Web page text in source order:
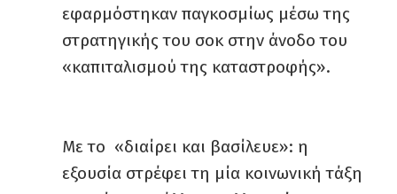
εφαρμόστηκαν παγκοσμίως μέσω της
στρατηγικής του σοκ στην άνοδο του
«καπιταλισμού της καταστροφής».
Με το «διαίρει και βασίλευε»: η
εξουσία στρέφει τη μία κοινωνική τάξη